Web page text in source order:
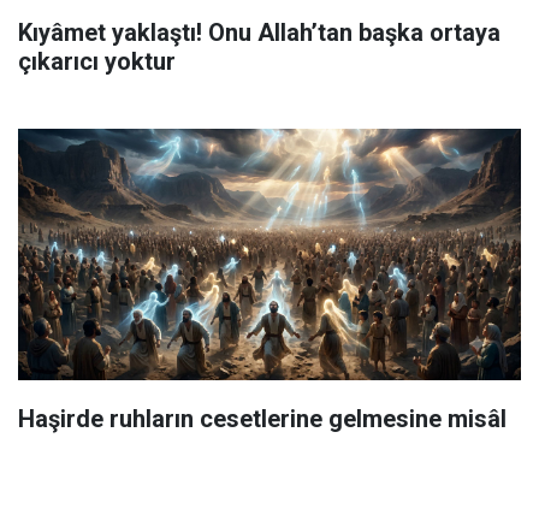
Kıyâmet yaklaştı! Onu Allah’tan başka ortaya
çıkarıcı yoktur
Haşirde ruhların cesetlerine gelmesine misâl